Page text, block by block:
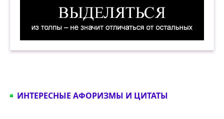
ИНТЕРЕСНЫЕ АФОРИЗМЫ И ЦИТАТЫ